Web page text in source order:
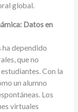
global.
Datos en
ha dependido
que no
Con la
un alumno
Los
virtuales